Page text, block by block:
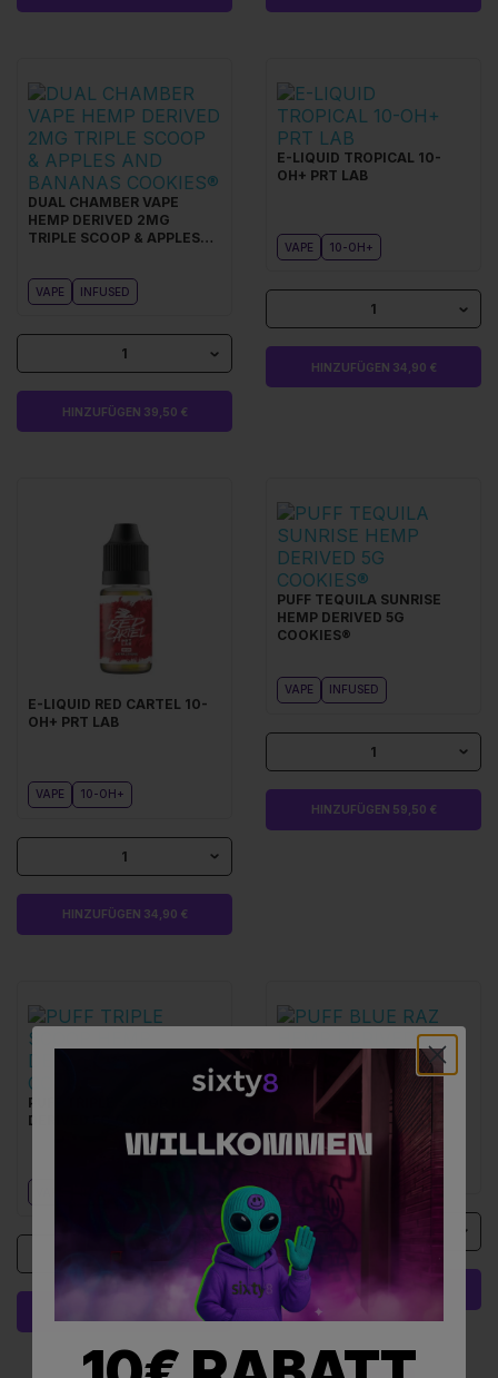
DUAL CHAMBER VAPE
HEMP DERIVED 2MG
TRIPLE SCOOP & APPLES
VAPE INFUSED
1
HINZUFÜGEN 39,50 €
E-LIQUID TROPICAL 10-
OH+ PRT LAB
VAPE 10-OH+
1
HINZUFÜGEN 34,90 €
E-LIQUID RED CARTEL 10-
OH+ PRT LAB
VAPE 10-OH+
1
HINZUFÜGEN 34,90 €
PUFF TEQUILA SUNRISE
HEMP DERIVED 5G
COOKIES®
VAPE INFUSED
1
HINZUFÜGEN 59,50 €
PUFF TRIPLE SCOOP HEMP
DERIVED 5G COOKIES®
PUFF BLUE RAZ HEMP
DERIVED 5G COOKIES®